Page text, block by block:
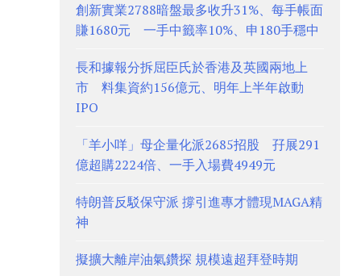
創新實業2788暗盤最多收升31%、每手帳面
賺1680元 一手中籤率10%、申180手穩中
長和據報分拆屈臣氏於香港及英國兩地上
市 料集資約156億元、明年上半年啟動
IPO
「羊小咩」母企量化派2685招股 孖展291
億超購2224倍、一手入場費4949元
特朗普反駁保守派 撐引進專才體現MAGA精
神
擬擴大離岸油氣鑽探 規模遠超拜登時期